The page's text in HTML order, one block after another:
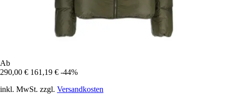
Ab
290,00 € 161,19 € -44%
inkl. MwSt. zzgl. Versandkosten